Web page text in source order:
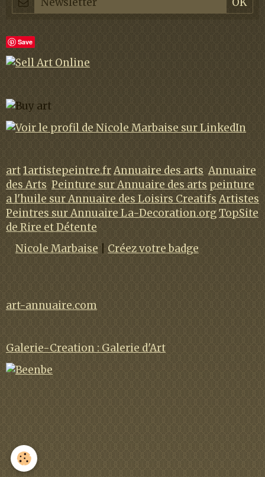
Save
art1artistepeintre.frAnnuaire des arts Annuaire
des Arts Peinture sur Annuaire des arts peinture
a l'huile sur Annuaire des Loisirs Creatifs Artistes
Peintres sur Annuaire La-Decoration.orgTopSite
de Rire et Détente
Nicole Marbaise
Créez votre badge
art-annuaire.com
Galerie-Creation : Galerie d'Art